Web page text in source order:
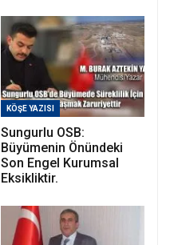
KÖŞE YAZISI
Sungurlu OSB:
Büyümenin Önündeki
Son Engel Kurumsal
Eksikliktir.